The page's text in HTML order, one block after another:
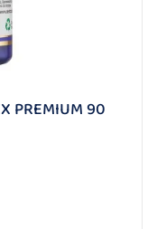
PREMIUM 90